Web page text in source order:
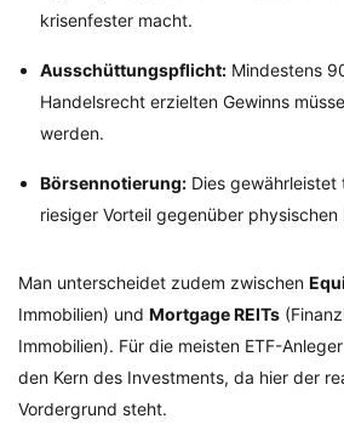
krisenfester macht.
Ausschüttungspflicht: Mindestens
Handelsrecht erzielten Gewinns
werden.
Börsennotierung: Dies
riesiger Vorteil gegenüber physischen
Man unterscheidet zudem zwischen
Immobilien) und Mortgage REITs
Immobilien). Für die meisten ETF-
den Kern des Investments, da hier der
Vordergrund steht.